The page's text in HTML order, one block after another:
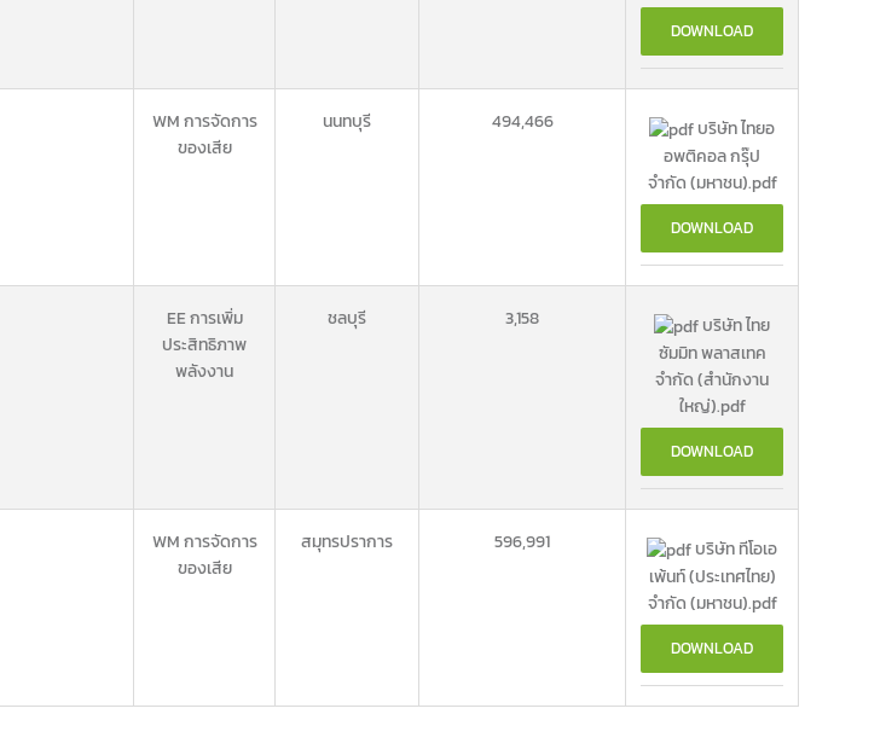
DOWNLOAD
WM การจัดการ
ของเสีย
นนทบุรี 494,466
บริษัท ไทยอ
อพติคอล กรุ๊ป
จำกัด (มหาชน).pdf
DOWNLOAD
EE การเพิ่ม
ประสิทธิภาพ
พลังงาน
ชลบุรี 3,158
บริษัท ไทย
ซัมมิท พลาสเทค
จำกัด (สำนักงาน
ใหญ่).pdf
DOWNLOAD
WM การจัดการ
ของเสีย
สมุทรปราการ 596,991
บริษัท ทีโอเอ
เพ้นท์ (ประเทศไทย)
จำกัด (มหาชน).pdf
DOWNLOAD